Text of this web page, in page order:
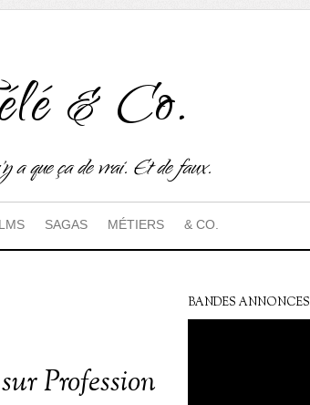
& Co.
a que ça de vrai. Et de faux.
SAGAS MÉTIERS & CO.
Profession
BANDES ANNONCES